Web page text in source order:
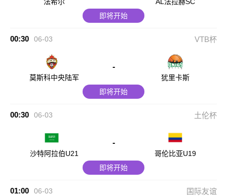
即将开始
00:30 06-03 VTB杯
莫斯科中央陆军
-
犹里卡斯
即将开始
00:30 06-03 土伦杯
沙特阿拉伯U21
-
哥伦比亚U19
即将开始
01:00 06-03 国际友谊